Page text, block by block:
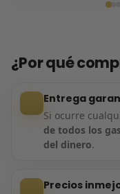
¿Por qué
Entrega
Si ocurre
de todos los
del dinero.
Precios